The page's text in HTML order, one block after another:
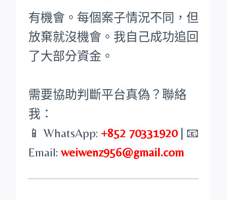
有機會。每個案子情況不同，但
放棄就沒機會。我自己成功追回
了大部分資金。
需要協助判斷平台真偽？聯絡
我：
📱 WhatsApp: +852 70331920| 📧
Email: weiwenz956@gmail.com